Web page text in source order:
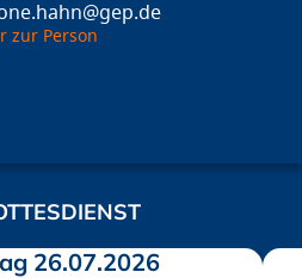
zur Person
26.07.2026